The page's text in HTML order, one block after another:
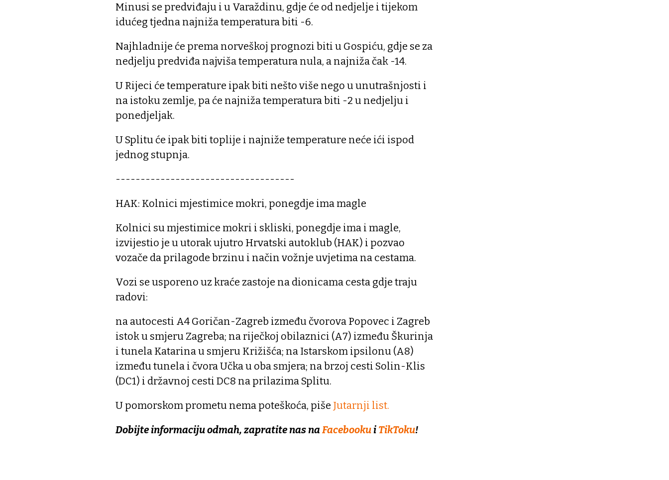
Minusi se predviđaju i u Varaždinu, gdje će od nedjelje i tijekom
idućeg tjedna najniža temperatura biti -6.
Najhladnije će prema norveškoj prognozi biti u Gospiću, gdje se za
nedjelju predviđa najviša temperatura nula, a najniža čak -14.
U Rijeci će temperature ipak biti nešto više nego u unutrašnjosti i
na istoku zemlje, pa će najniža temperatura biti -2 u nedjelju i
ponedjeljak.
U Splitu će ipak biti toplije i najniže temperature neće ići ispod
jednog stupnja.
------------------------------------
HAK: Kolnici mjestimice mokri, ponegdje ima magle
Kolnici su mjestimice mokri i skliski, ponegdje ima i magle,
izvijestio je u utorak ujutro Hrvatski autoklub (HAK) i pozvao
vozače da prilagode brzinu i način vožnje uvjetima na cestama.
Vozi se usporeno uz kraće zastoje na dionicama cesta gdje traju
radovi:
na autocesti A4 Goričan-Zagreb između čvorova Popovec i Zagreb
istok u smjeru Zagreba; na riječkoj obilaznici (A7) između Škurinja
i tunela Katarina u smjeru Križišća; na Istarskom ipsilonu (A8)
između tunela i čvora Učka u oba smjera; na brzoj cesti Solin-Klis
(DC1) i državnoj cesti DC8 na prilazima Splitu.
U pomorskom prometu nema poteškoća, piše Jutarnji list.
Dobijte informaciju odmah, zapratite nas na Facebooku i TikToku!